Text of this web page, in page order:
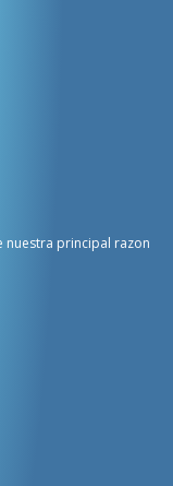
nuestra principal razon